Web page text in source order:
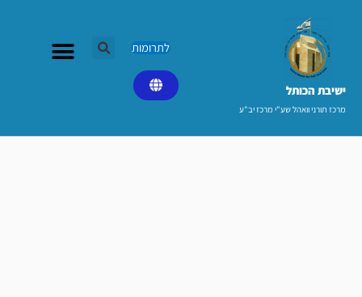
ישיבת הכותל​
מרכז תורני וואהל שע"י מרכז יב"ע
לתרומות